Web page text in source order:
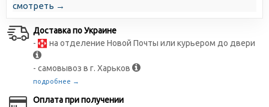
смотреть →
Доставка по Украине
-
на отделение Новой Почты или курьером до двери
- самовывоз в г. Харьков
подробнее →
Оплата при получении